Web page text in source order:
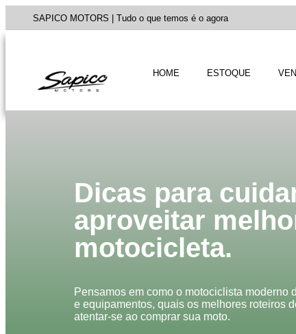
SAPICO MOTORS | Tudo o que temos é o agora
HOME ESTOQUE
Dicas para
aproveitar
motocicleta.
Pensamos em como o motociclista moderno
e equipamentos, quais os melhores roteiros
atentar-se ao comprar sua moto.